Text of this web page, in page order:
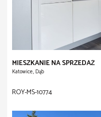
MIESZKANIE NA SPRZEDAŻ
Katowice, Dąb
ROY-MS-10774